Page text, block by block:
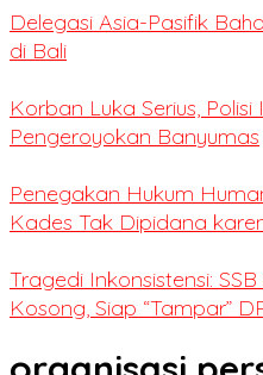
Delegasi Asia-Pasifik
di Bali
Korban Luka Serius, Polisi
Pengeroyokan Banyumas
Penegakan Hukum
Kades Tak Dipidana
Tragedi Inkonsistensi:
Kosong, Siap “Tampar”